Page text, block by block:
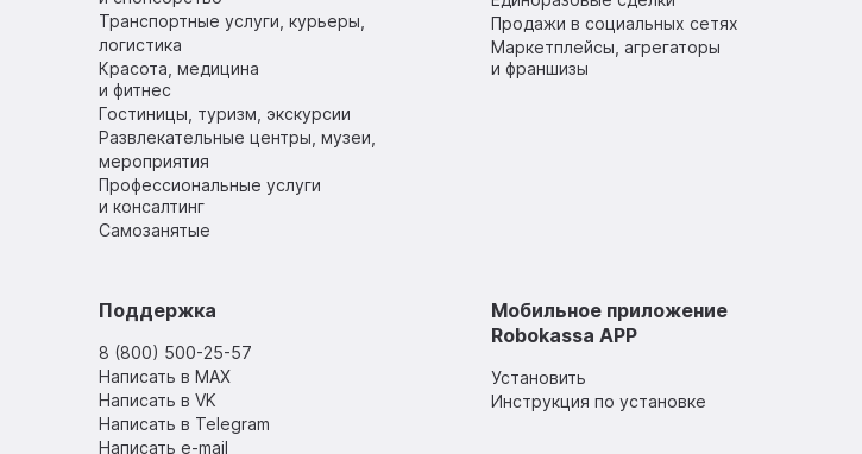
Транспортные услуги, курьеры,
логистика
Красота, медицина
и фитнес
Гостиницы, туризм, экскурсии
Развлекательные центры, музеи,
мероприятия
Профессиональные услуги
и консалтинг
Самозанятые
Продажи в социальных сетях
Маркетплейсы, агрегаторы
и франшизы
Поддержка
8 (800) 500-25-57
Написать в MAX
Написать в VK
Написать в Telegram
Написать e-mail
Мобильное приложение
Robokassa APP
Установить
Инструкция по установке